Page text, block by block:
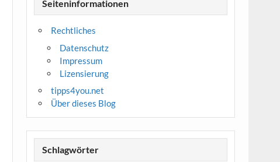
Seiteninformationen
Rechtliches
Datenschutz
Impressum
Lizensierung
tipps4you.net
Über dieses Blog
Schlagwörter